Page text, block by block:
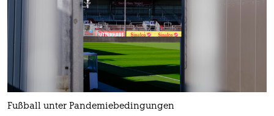
Fußball unter Pandemiebedingungen